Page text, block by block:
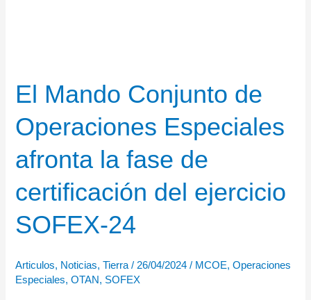
El Mando Conjunto de
Operaciones Especiales
afronta la fase de
certificación del ejercicio
SOFEX-24
Articulos, Noticias,Tierra / 26/04/2024/ MCOE,Operaciones
Especiales,OTAN, SOFEX